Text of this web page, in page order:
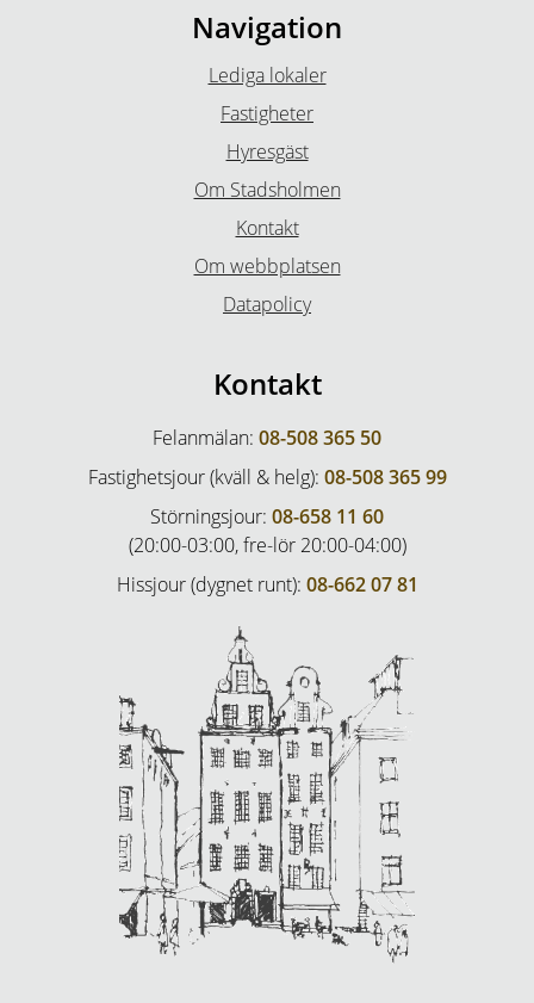
Navigation
Lediga lokaler
Fastigheter
Hyresgäst
Om Stadsholmen
Kontakt
Om webbplatsen
Datapolicy
Kontakt
Felanmälan: 08-508 365 50
Fastighetsjour (kväll & helg): 08-508 365 99
Störningsjour: 08-658 11 60
(20:00-03:00, fre-lör 20:00-04:00)
Hissjour (dygnet runt): 08-662 07 81